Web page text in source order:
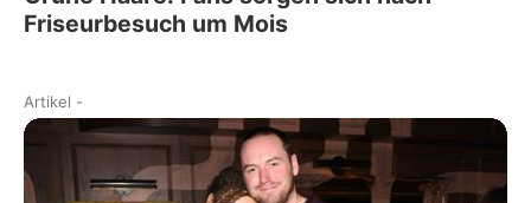
Friseurbesuch um Mois
Artikel -